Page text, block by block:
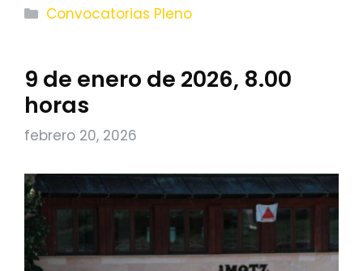
Categorías
Convocatorias Pleno
9 de enero de 2026, 8.00
horas
febrero 20, 2026